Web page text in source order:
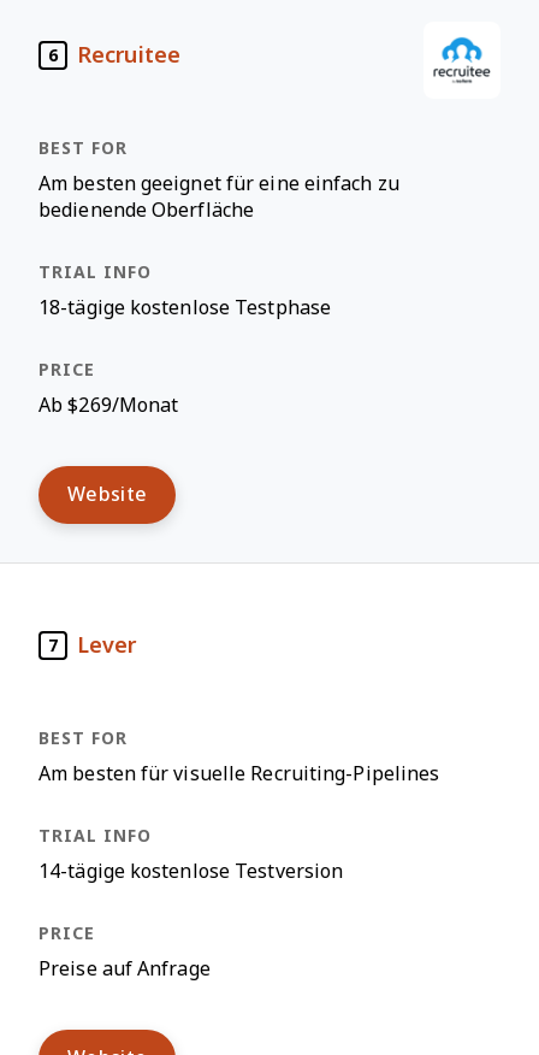
6 Recruitee
Am besten geeignet für eine einfach zu
bedienende Oberfläche
18-tägige kostenlose Testphase
Ab $269/Monat
Website
7 Lever
Am besten für visuelle Recruiting-Pipelines
14-tägige kostenlose Testversion
Preise auf Anfrage